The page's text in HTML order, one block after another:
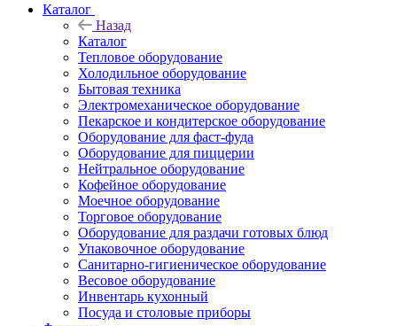
Каталог
Назад
Каталог
Тепловое оборудование
Холодильное оборудование
Бытовая техника
Электромеханическое оборудование
Пекарское и кондитерское оборудование
Оборудование для фаст-фуда
Оборудование для пиццерии
Нейтральное оборудование
Кофейное оборудование
Моечное оборудование
Торговое оборудование
Оборудование для раздачи готовых блюд
Упаковочное оборудование
Санитарно-гигиеническое оборудование
Весовое оборудование
Инвентарь кухонный
Посуда и столовые приборы